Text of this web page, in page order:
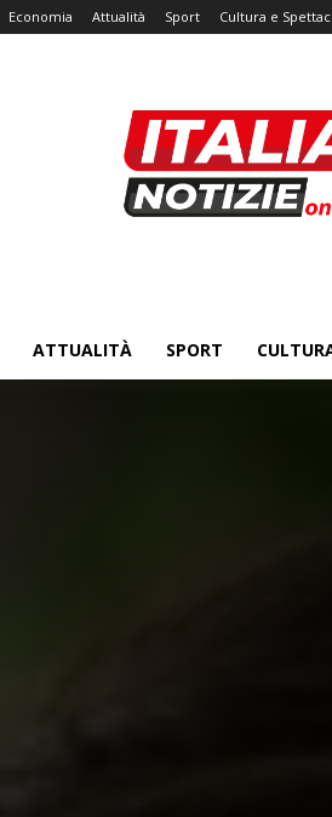
Economia Attualità Sport Cultura e
ATTUALITÀ SPORT